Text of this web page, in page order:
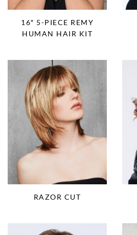
16″ 5-PIECE REMY
HUMAN HAIR KIT
RAZOR CUT